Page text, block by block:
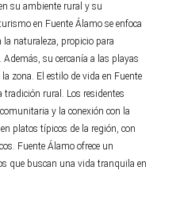
su ambiente rural y su
en Fuente Álamo se enfoca
naturaleza, propicio para
su cercanía a las playas
zona. El estilo de vida en Fuente
rural. Los residentes
y la conexión con la
platos típicos de la región, con
Fuente Álamo ofrece un
que buscan una vida tranquila en